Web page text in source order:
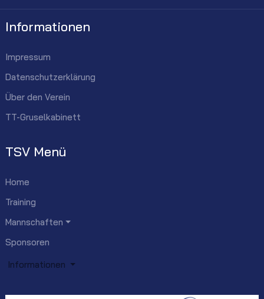
Informationen
Impressum
Datenschutzerklärung
Über den Verein
TT-Gruselkabinett
TSV Menü
Home
Training
Mannschaften
Sponsoren
Informationen